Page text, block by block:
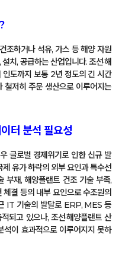
조하거나 석유, 가스 등 해양 자원
치, 공급하는 산업입니다. 조선·해
도까지 보통 2년 정도의 긴 시간
철저히 주문 생산으로 이루어지는
터 분석 필요성
글로벌 경제위기로 인한 신규 발
유가 하락의 외부 요인과 특수선
부재, 해양플랜트 건조 기술 부족,
결 등의 내부 요인으로 수조원의
IT 기술의 발달로 ERP, MES 등
되고 있으나, 조선·해양플랜트 산
이 효과적으로 이루어지지 못하